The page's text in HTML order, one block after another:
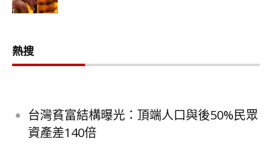
熱搜
台灣貧富結構曝光：頂端人口與後50%民眾
資產差140倍